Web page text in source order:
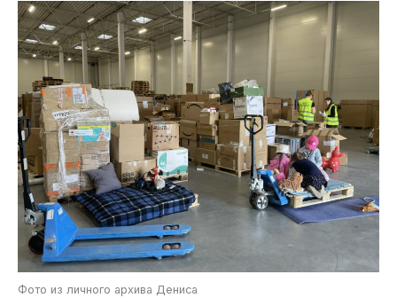
Фото из личного архива Дениса